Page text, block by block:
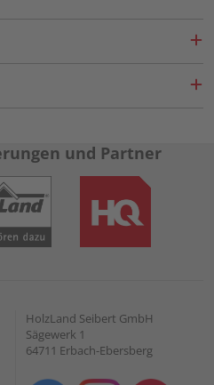
und Partner
HolzLand Seibert GmbH
Sägewerk 1
64711 Erbach-Ebersberg